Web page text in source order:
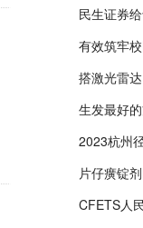
民生证券
有效筑牢
搭激光雷
生发最好
2023杭州
片仔癀锭
CFETS人